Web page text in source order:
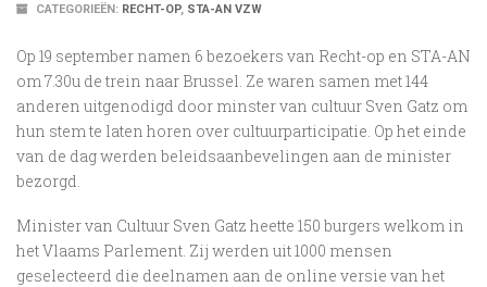
CATEGORIEËN: RECHT-OP, STA-AN VZW
Op 19 september namen 6 bezoekers van Recht-op en STA-AN
om 7.30u de trein naar Brussel. Ze waren samen met 144
anderen uitgenodigd door minster van cultuur Sven Gatz om
hun stem te laten horen over cultuurparticipatie. Op het einde
van de dag werden beleidsaanbevelingen aan de minister
bezorgd.
Minister van Cultuur Sven Gatz heette 150 burgers welkom in
het Vlaams Parlement. Zij werden uit 1000 mensen
geselecteerd die deelnamen aan de online versie van het